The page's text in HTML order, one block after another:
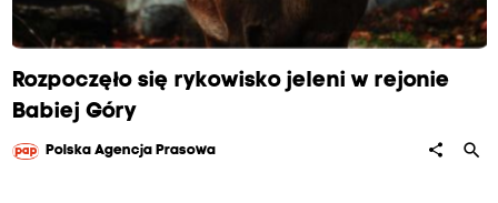
Rozpoczęło się rykowisko jeleni w rejonie
Babiej Góry
Polska Agencja Prasowa share search